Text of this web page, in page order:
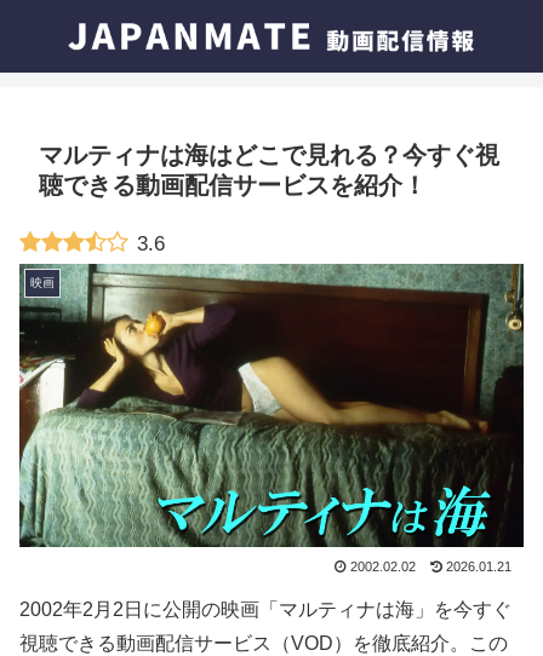
マルティナは海はどこで見れる？今すぐ視
聴できる動画配信サービスを紹介！
3.6
映画
2002.02.02 2026.01.21
2002年2月2日に公開の映画「マルティナは海」を今すぐ
視聴できる動画配信サービス（VOD）を徹底紹介。この